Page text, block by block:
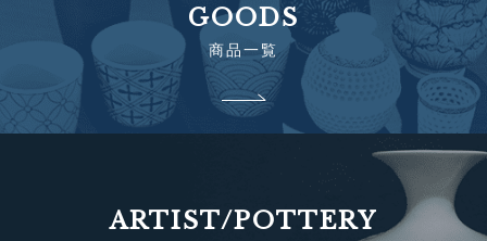
GOODS
商品一覧
ARTIST/POTTERY